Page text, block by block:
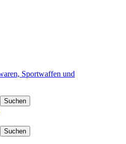
Suchen
Suchen